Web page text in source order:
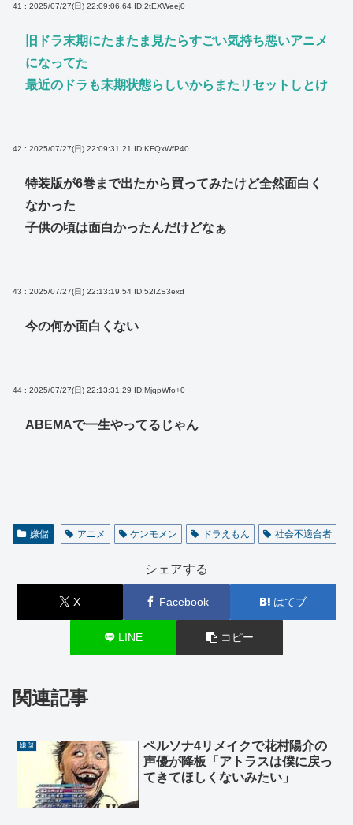
41 : 2025/07/27(日) 22:09:06.64 ID:2tEXWeej0
旧ドラ末期にたまたま見たらすごい気持ち悪いアニメ
になってた
最近のドラも末期状態らしいからまたリセットしとけ
42 : 2025/07/27(日) 22:09:31.21 ID:KFQxWfP40
特装版が6巻まで出たから買ってみたけど全然面白く
なかった
子供の頃は面白かったんだけどなぁ
43 : 2025/07/27(日) 22:13:19.54 ID:52IZS3exd
今の何か面白くない
44 : 2025/07/27(日) 22:13:31.29 ID:MjqpWfo+0
ABEMAで一生やってるじゃん
嫌儲 アニメ ケンモメン ドラえもん 社会不適合者
シェアする
X Facebook はてブ
LINE コピー
関連記事
嫌儲
ペルソナ4リメイクで花村陽介の
声優が降板「アトラスは僕に戻っ
てきてほしくないみたい」